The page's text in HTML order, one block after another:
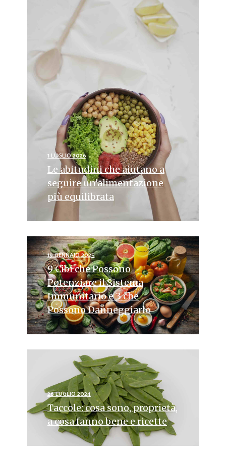
1 LUGLIO 2026
Le abitudini che aiutano a
seguire un’alimentazione
più equilibrata
19 GENNAIO 2025
9 Cibi che Possono
Potenziare il Sistema
Immunitario e 3 che
Possono Danneggiarlo
26 LUGLIO 2024
Taccole: cosa sono, proprietà,
a cosa fanno bene e ricette